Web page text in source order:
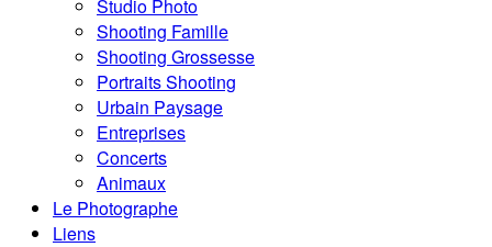
Studio Photo
Shooting Famille
Shooting Grossesse
Portraits Shooting
Urbain Paysage
Entreprises
Concerts
Animaux
Le Photographe
Liens